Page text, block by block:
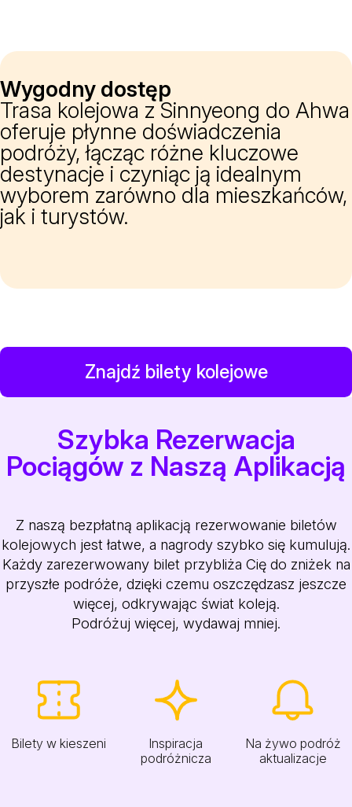
Wygodny dostęp
Trasa kolejowa z Sinnyeong do Ahwa
oferuje płynne doświadczenia
podróży, łącząc różne kluczowe
destynacje i czyniąc ją idealnym
wyborem zarówno dla mieszkańców,
jak i turystów.
Znajdź bilety kolejowe
Szybka Rezerwacja
Pociągów z Naszą Aplikacją
Z naszą bezpłatną aplikacją rezerwowanie biletów
kolejowych jest łatwe, a nagrody szybko się kumulują.
Każdy zarezerwowany bilet przybliża Cię do zniżek na
przyszłe podróże, dzięki czemu oszczędzasz jeszcze
więcej, odkrywając świat koleją.
Podróżuj więcej, wydawaj mniej.
Bilety w kieszeni
Inspiracja
podróżnicza
Na żywo podróż
aktualizacje